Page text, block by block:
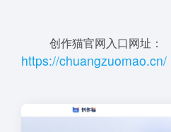
创作猫官网入口网址：
https://chuangzuomao.cn/